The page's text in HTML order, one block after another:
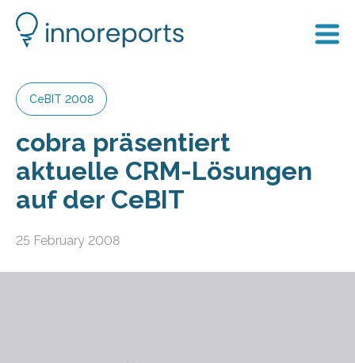
CeBIT 2008
cobra präsentiert
aktuelle CRM-Lösungen
auf der CeBIT
25 February 2008